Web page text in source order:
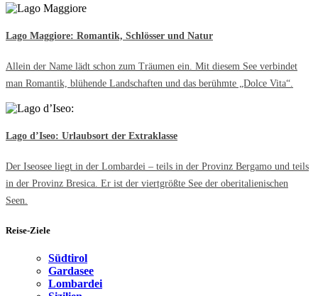
Lago Maggiore: Romantik, Schlösser und Natur
Allein der Name lädt schon zum Träumen ein. Mit diesem See verbindet
man Romantik, blühende Landschaften und das berühmte „Dolce Vita“.
Lago d’Iseo: Urlaubsort der Extraklasse
Der Iseosee liegt in der Lombardei – teils in der Provinz Bergamo und teils
in der Provinz Bresica. Er ist der viertgrößte See der oberitalienischen
Seen.
Reise-Ziele
Südtirol
Gardasee
Lombardei